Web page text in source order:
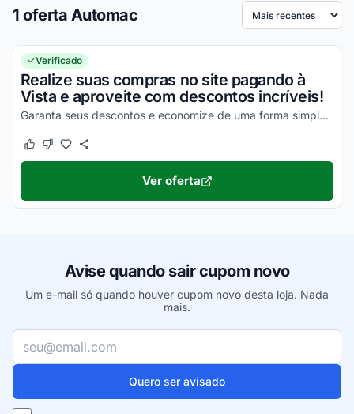
1 oferta Automac Ordenar por
Verificado
Realize suas compras no site pagando à
Vista e aproveite com descontos incríveis!
Garanta seus descontos e economize de uma forma simples!
Este cupom funcionou
Este cupom não funcionou
Ver oferta
Avise quando sair cupom novo
Um e-mail só quando houver cupom novo desta loja. Nada
mais.
Quero ser avisado